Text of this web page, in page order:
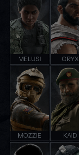
MELUSI ORYX
MOZZIE KAID